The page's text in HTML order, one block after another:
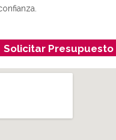
Solicitar Presupuesto